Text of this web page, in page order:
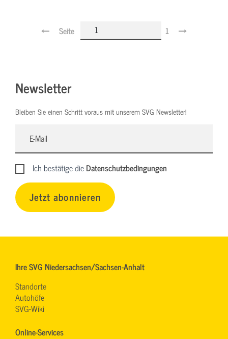
Seite 1
Newsletter
Bleiben Sie einen Schritt voraus mit unserem SVG Newsletter!
Ich bestätige dieDatenschutzbedingungen
Jetzt abonnieren
Ihre SVG Niedersachsen/Sachsen-Anhalt
Standorte
Autohöfe
SVG-Wiki
Online-Services